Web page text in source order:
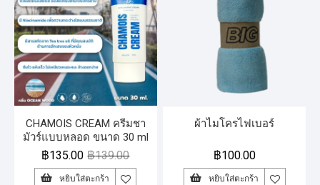
CHAMOIS CREAM ครีมชา
มัวร์แบบหลอด ขนาด 30 ml
กลิ่น : Ocean wood
฿139.00
฿135.00
หยิบใส่ตะกร้า
ผ้าไมโครไฟเบอร์
฿100.00
หยิบใส่ตะกร้า